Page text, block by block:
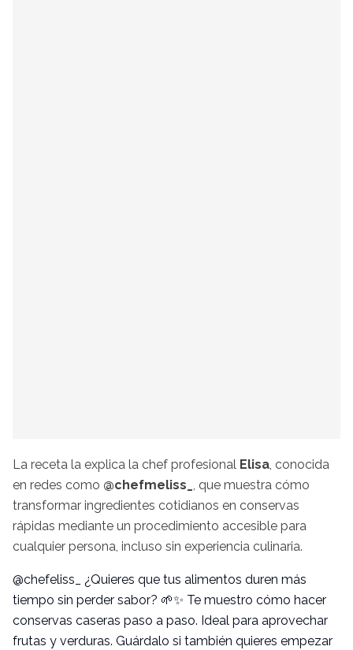
La receta la explica la chef profesional Elisa, conocida
en redes como @chefmeliss_ , que muestra cómo
transformar ingredientes cotidianos en conservas
rápidas mediante un procedimiento accesible para
cualquier persona, incluso sin experiencia culinaria.
@chefeliss_
¿Quieres que tus alimentos duren más
tiempo sin perder sabor? 🌱✨ Te muestro cómo hacer
conservas caseras paso a paso. Ideal para aprovechar
frutas y verduras. Guárdalo si también quieres empezar